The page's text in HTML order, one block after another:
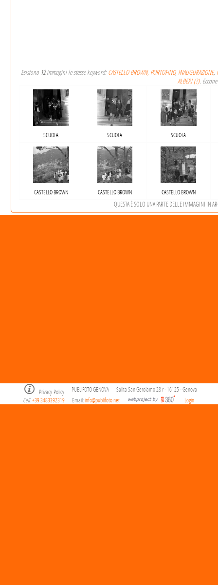
Esistono 12immagini le stesse keyword:CASTELLO BROWN, PORTOFINO, INAUGURAZIONE,
ALBERI (?).
SCUOLA SCUOLA SCUOLA
CASTELLO BROWN CASTELLO BROWN CASTELLO BROWN
QUESTA È SOLO UNA PARTE DELLE IMMAGINI IN
Privacy Policy PUBLIFOTO GENOVA
Salita San Gerolamo 28 r - 16125 - Genova
Cell. +39.3483392319 Email:info@publifoto.net Login